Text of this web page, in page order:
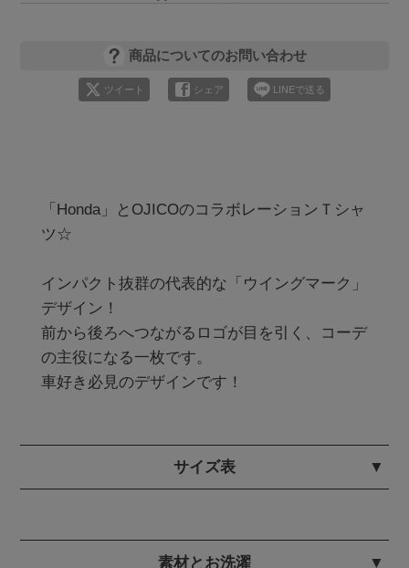
商品についてのお問い合わせ
ツイート シェア LINEで送る
「Honda」とOJICOのコラボレーションＴシャ
ツ☆
インパクト抜群の代表的な「ウイングマーク」
デザイン！
前から後ろへつながるロゴが目を引く、コーデ
の主役になる一枚です。
サイズ表
素材とお洗濯